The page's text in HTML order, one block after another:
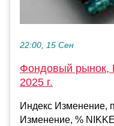
22:00, 15 Сен
Фондовый рынок,
2025 г.
Индекс Изменение,
Изменение, %